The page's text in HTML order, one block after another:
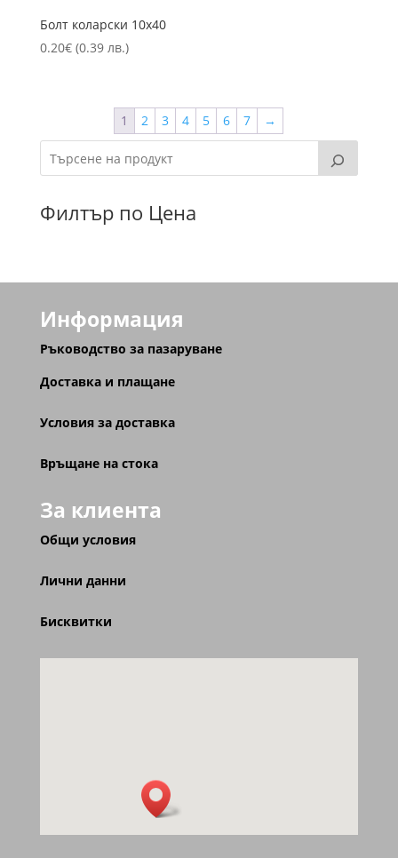
Болт коларски 10х40
0.20€ (0.39 лв.)
1 2 3 4 5 6 7 →
Филтър по Цена
Информация
Ръководство за пазаруване
Доставка и плащане
Условия за доставка
Връщане на стока
За клиента
Общи условия
Лични данни
Бисквитки